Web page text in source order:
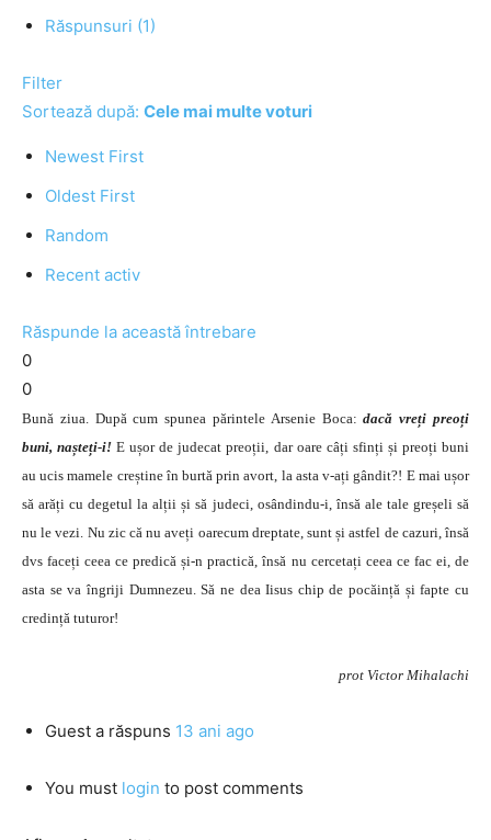
Răspunsuri (1)
Filter
Sortează după: Cele mai multe voturi
Newest First
Oldest First
Random
Recent activ
Răspunde la această întrebare
0
0
Bună ziua. După cum spunea părintele Arsenie Boca: dacă vreți preoți
buni, nașteți-i!E ușor de judecat preoții, dar oare câți sfinți și preoți buni
au ucis mamele creștine în burtă prin avort, la asta v-ați gândit?! E mai ușor
să arăți cu degetul la alții și să judeci, osândindu-i, însă ale tale greșeli să
nu le vezi. Nu zic că nu aveți oarecum dreptate, sunt și astfel de cazuri, însă
dvs faceți ceea ce predică și-n practică, însă nu cercetați ceea ce fac ei, de
asta se va îngriji Dumnezeu. Să ne dea Iisus chip de pocăință și fapte cu
credință tuturor!
prot Victor Mihalachi
Guest a răspuns 13 ani ago
You must login to post comments